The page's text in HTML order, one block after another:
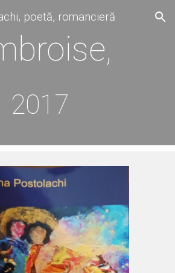
Skip to navigation
poetă, romancieră
2017